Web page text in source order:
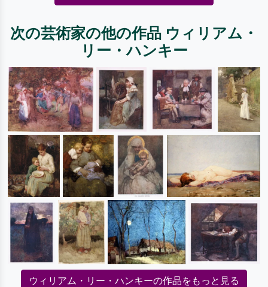
次の芸術家の他の作品 ウィリアム・
リー・ハンキー
ウィリアム・リー・ハンキーの作品をもっと見る